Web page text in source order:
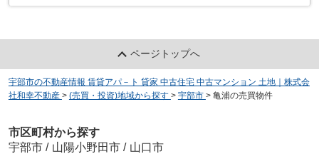
ページトップへ
宇部市の不動産情報 賃貸アパ－ト 貸家 中古住宅 中古マンション 土地｜株式会
社和幸不動産 > (売買・投資)地域から探す > 宇部市 > 亀浦の売買物件
市区町村から探す
宇部市 / 山陽小野田市 / 山口市